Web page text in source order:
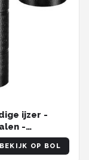
ijzer -
-
-
en
BEKIJK OP BOL